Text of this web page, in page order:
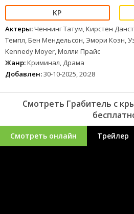
Актеры:Ченнинг Татум, Кирстен
Темпл, Бен Мендельсон, Эмори Коэн,
Kennedy Moyer, Молли Прайс
Жанр:Криминал, Драма
Добавлен:30-10-2025, 20:28
Смотреть Грабитель с
Смотреть онлайн Трейлер